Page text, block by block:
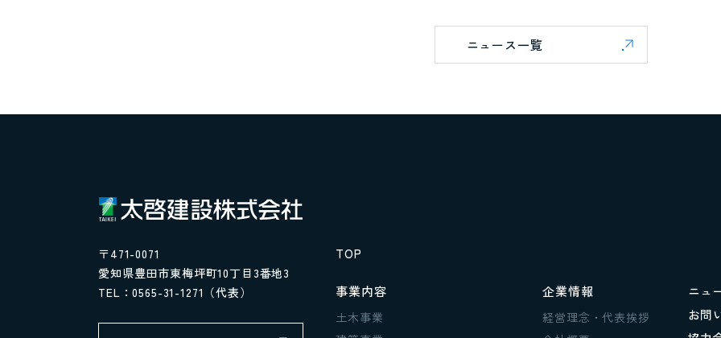
ニュース一覧
〒471-0071
愛知県豊田市東梅坪町10丁目3番地3
TEL：0565-31-1271 （代表）
TOP
事業内容
土木事業
企業情報
経営理念・代表挨拶
ニュ
お問